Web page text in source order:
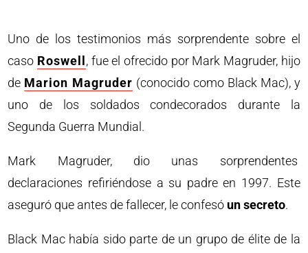
Uno de los testimonios más sorprendente sobre el
caso Roswell , fue el ofrecido por Mark Magruder, hijo
de Marion Magruder (conocido como Black Mac), y
uno de los soldados condecorados durante la
Segunda Guerra Mundial.
Mark Magruder, dio unas sorprendentes
declaraciones refiriéndose a su padre en 1997. Este
aseguró que antes de fallecer, le confesó un secreto.
Black Mac había sido parte de un grupo de élite de la